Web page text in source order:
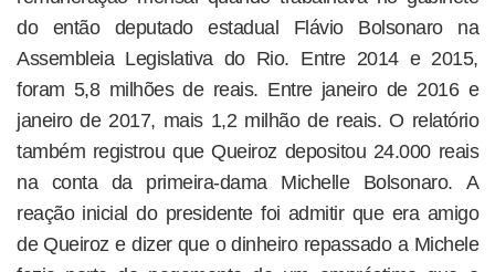
do então deputado estadual Flávio Bolsonaro na
Assembleia Legislativa do Rio. Entre 2014 e 2015,
foram 5,8 milhões de reais. Entre janeiro de 2016 e
janeiro de 2017, mais 1,2 milhão de reais. O relatório
também registrou que Queiroz depositou 24.000 reais
na conta da primeira-dama Michelle Bolsonaro. A
reação inicial do presidente foi admitir que era amigo
de Queiroz e dizer que o dinheiro repassado a Michele